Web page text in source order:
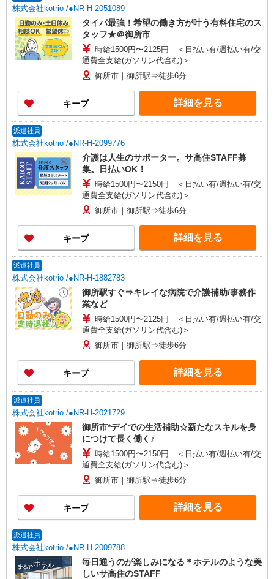
株式会社kotrio /●NR-H-2051089
タイパ最強！希望の働き方が叶う有料住宅のス
タッフ★＠御所市
時給1500円〜2125円 ＜日払い有/週払い有/交
通費全支給(ガソリン代含む)＞
御所市｜御所駅⇒徒歩6分
キープ 詳細を見る
派遣社員
株式会社kotrio /●NR-H-2099776
介護は人生のサポーター。サ高住STAFF募
集。日払いOK！
時給1500円〜2150円 ＜日払い有/週払い有/交
通費全支給(ガソリン代含む)＞
御所市｜御所駅⇒徒歩6分
キープ 詳細を見る
派遣社員
株式会社kotrio /●NR-H-1882783
御所駅すぐ⇒キレイな病院で介護補助/事務作
業など
時給1500円〜2125円 ＜日払い有/週払い有/交
通費全支給(ガソリン代含む)＞
御所市｜御所駅⇒徒歩6分
キープ 詳細を見る
派遣社員
株式会社kotrio /●NR-H-2021729
御所市*デイでの生活補助☆新たなスキルを身
につけて長く働く♪
時給1500円〜2150円 ＜日払い有/週払い有/交
通費全支給(ガソリン代含む)＞
御所市｜御所駅⇒徒歩6分
キープ 詳細を見る
派遣社員
株式会社kotrio /●NR-H-2009788
毎日通うのが楽しみになる＊ホテルのような美
しいサ高住のSTAFF